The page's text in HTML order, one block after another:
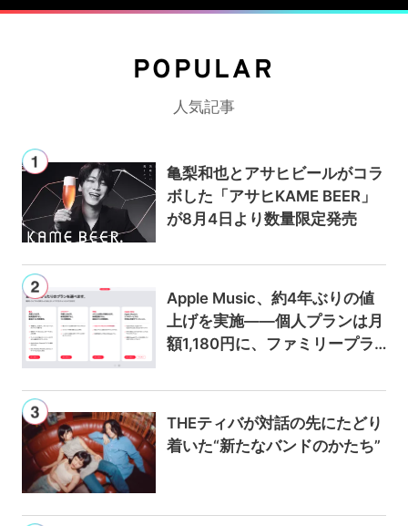
POPULAR
人気記事
亀梨和也とアサヒビールがコラ
ボした「アサヒKAME BEER」
が8月4日より数量限定発売
Apple Music、約4年ぶりの値
上げを実施——個人プランは月
額1,180円に、ファミリープラ
THEティバが対話の先にたどり
着いた“新たなバンドのかたち”